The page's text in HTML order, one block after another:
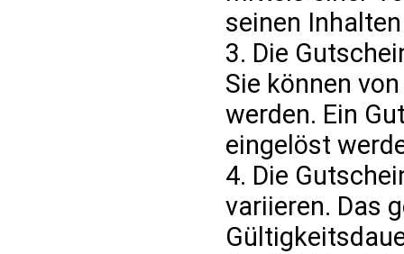
seinen
3. Die
Sie können
werden. Ein
eingelöst
4. Die
variieren. Das